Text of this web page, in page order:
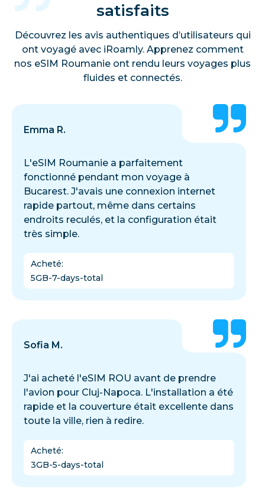
satisfaits
Découvrez les avis authentiques d’utilisateurs qui
ont voyagé avec iRoamly. Apprenez comment
nos eSIM Roumanie ont rendu leurs voyages plus
fluides et connectés.
Emma R.
L'eSIM Roumanie a parfaitement
fonctionné pendant mon voyage à
Bucarest. J'avais une connexion internet
rapide partout, même dans certains
endroits reculés, et la configuration était
très simple.
Acheté:
5GB-7-days-total
Sofia M.
J'ai acheté l'eSIM ROU avant de prendre
l'avion pour Cluj-Napoca. L'installation a été
rapide et la couverture était excellente dans
toute la ville, rien à redire.
Acheté:
3GB-5-days-total